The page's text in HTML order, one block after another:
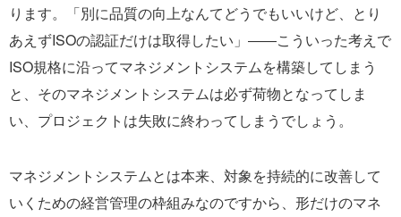
ります。「別に品質の向上なんてどうでもいいけど、とり
あえずISOの認証だけは取得したい」――こういった考えで
ISO規格に沿ってマネジメントシステムを構築してしまう
と、そのマネジメントシステムは必ず荷物となってしま
い、プロジェクトは失敗に終わってしまうでしょう。
マネジメントシステムとは本来、対象を持続的に改善して
いくための経営管理の枠組みなのですから、形だけのマネ